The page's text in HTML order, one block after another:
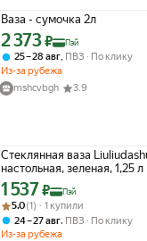
Ваза - сумочка 2л
Цена с картой Яндекс Пэй
2 373₽ Пэй
25 – 28 авг ПВЗ
По клику
Из-за рубежа
mshcvbgh
3.9
Стеклянная ваза
настольная, зеленая, 1,25 л
Цена с картой Яндекс Пэй
1 537₽ Пэй
Рейтинг товара: 5.0 из 5
Оценок: (1) · 1 купили
5.0(1) · 1 купили
24 – 27 авг, ПВЗ
По клику
Из-за рубежа